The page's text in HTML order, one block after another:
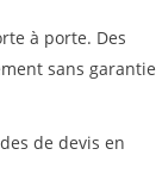
à porte. Des
sans garantie
de devis en